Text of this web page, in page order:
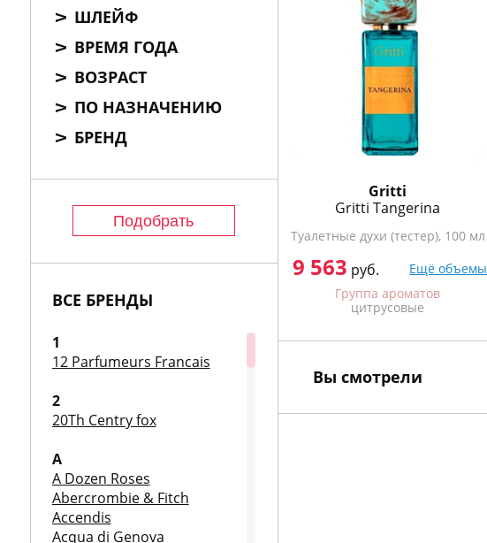
ШЛЕЙФ
ВРЕМЯ ГОДА
ВОЗРАСТ
ПО НАЗНАЧЕНИЮ
БРЕНД
ВСЕ БРЕНДЫ
1
12 Parfumeurs Francais
2
20Th Centry fox
A
A Dozen Roses
Abercrombie & Fitch
Accendis
Acqua di Genova
Nun
Туалетные духи, 30 мл
5 100руб.
Ещё объемы
Группа ароматов
цветочные
Gritti
Gritti Tangerina
Туалетные духи (тестер), 100 мл
9 563 руб.
Ещё объемы
Группа ароматов
цитрусовые
Вы смотрели